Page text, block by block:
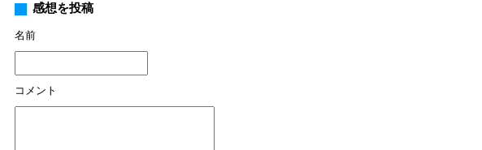
感想を投稿
名前
コメント